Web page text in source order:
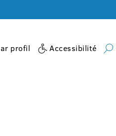
profil Accessibilité